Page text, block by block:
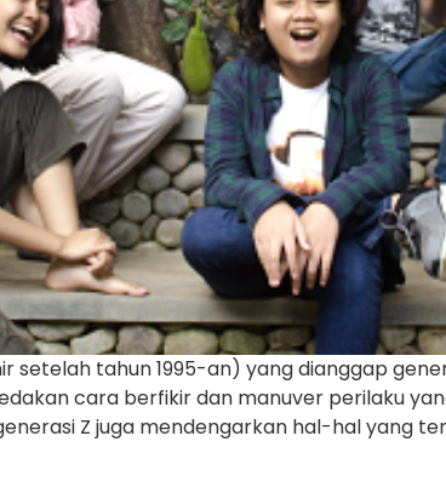
setelah tahun 1995-an) yang dianggap
cara berfikir dan manuver perilaku
Z juga mendengarkan hal-hal yang